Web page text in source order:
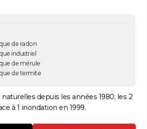
de radon
industriel
de mérule
de termite
depuis les années 1980, les 2
à 1 inondation en 1999.